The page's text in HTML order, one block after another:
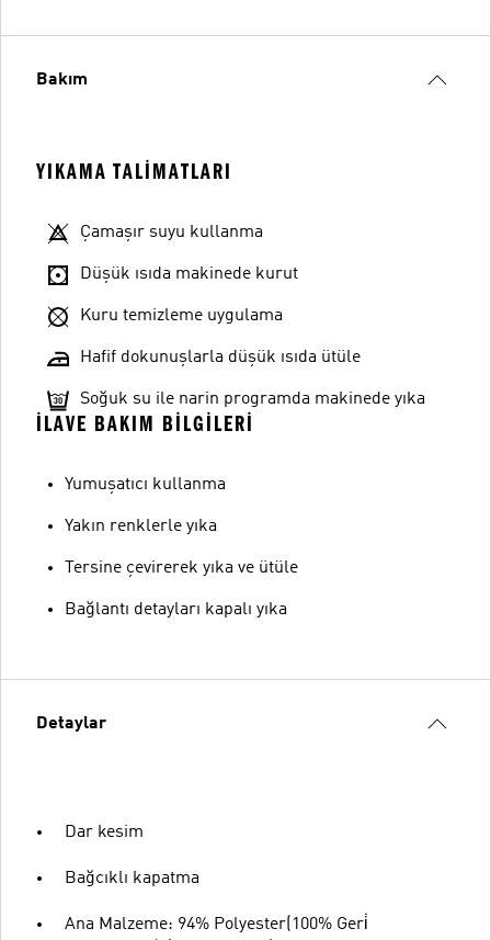
Bakım
YIKAMA TALIMATLARI
Çamaşır suyu kullanma
Düşük ısıda makinede kurut
Kuru temizleme uygulama
Hafif dokunuşlarla düşük ısıda ütüle
Soğuk su ile narin programda makinede yıka
İLAVE BAKIM BILGILERI
Yumuşatıcı kullanma
Yakın renklerle yıka
Tersine çevirerek yıka ve ütüle
Bağlantı detayları kapalı yıka
Detaylar
Dar kesim
Bağcıklı kapatma
Ana Malzeme: 94% Polyester(100% Geri̇